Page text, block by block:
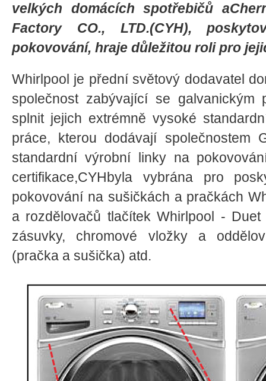
velkých domácích spotřebičů
Factory CO., LTD.(CYH),
pokovování, hraje důležitou roli pro
Whirlpool je přední světový dodavatel
společnost zabývající se galvanickým
splnit jejich extrémně vysoké
práce, kterou dodávají společnostem
standardní výrobní linky na
certifikace,CYHbyla vybrána pro
pokovování na sušičkách a pračkách
a rozdělovačů tlačítek Whirlpool -
zásuvky, chromové vložky a
(pračka a sušička) atd.